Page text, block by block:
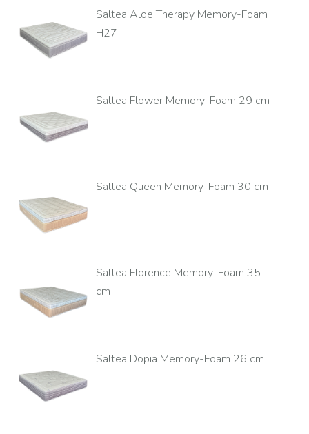
Saltea Aloe Therapy Memory-Foam
H27
Saltea Flower Memory-Foam 29 cm
Saltea Queen Memory-Foam 30 cm
Saltea Florence Memory-Foam 35
cm
Saltea Dopia Memory-Foam 26 cm